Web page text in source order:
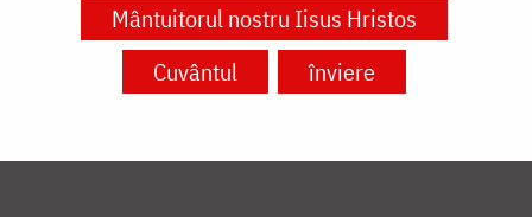
Mântuitorul nostru Iisus Hristos
Cuvântul
înviere